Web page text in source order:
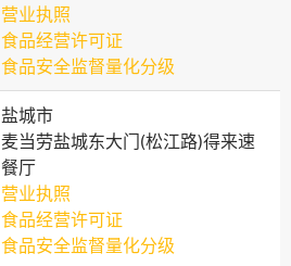
营业执照
食品经营许可证
食品安全监督量化分级
盐城市
麦当劳盐城东大门(松江路)得来速
餐厅
营业执照
食品经营许可证
食品安全监督量化分级